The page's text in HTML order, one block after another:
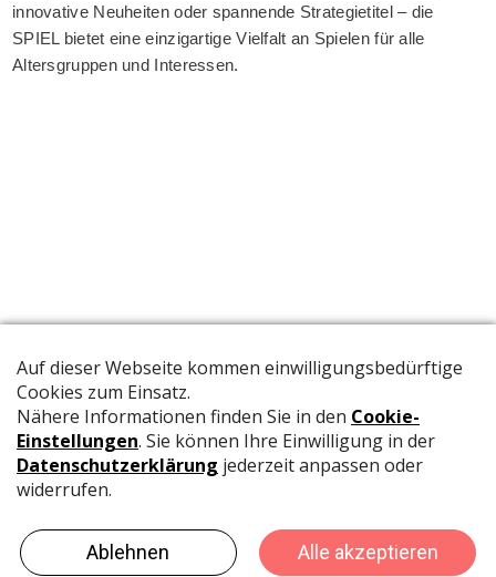
innovative Neuheiten oder spannende Strategietitel – die
SPIEL bietet eine einzigartige Vielfalt an Spielen für alle
Altersgruppen und Interessen.
Die offizielle Publikation der Schweizer Papeterien informiert
Meldungen aus der Branche.